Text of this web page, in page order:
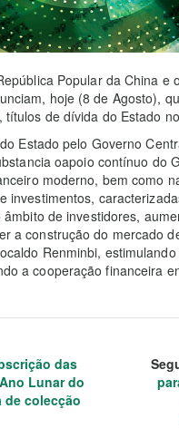
Popular da China e
hoje (8 de Agosto),
de dívida do Estado
Estado pelo Governo
oapoio contínuo do
moderno, bem como
investimentos,
de investidores,
a construção do mercado
Renminbi,
a cooperação financeira
das
Lunar do
de colecção